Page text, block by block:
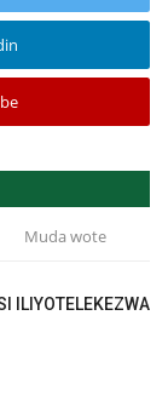
Muda wote
ILIYOTELEKEZWA